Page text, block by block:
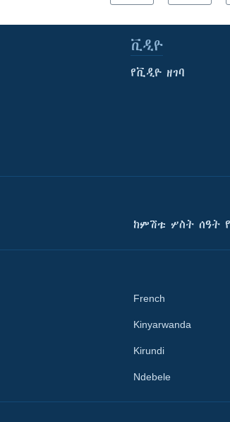
ቪዲዮ
የቪዲዮ ዘገባ
ከምሽቱ ሦስት ሰዓት
French
Kinyarwanda
Kirundi
Ndebele